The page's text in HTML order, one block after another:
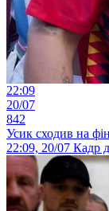
22:09
20/07
842
Усик сходив на
22:09, 20/07 Кадр